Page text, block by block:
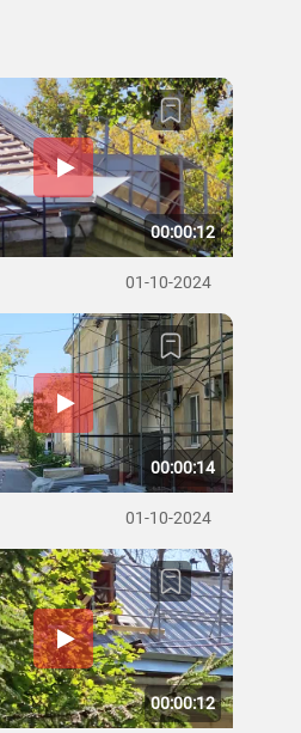
00:00:12
01-10-2024
00:00:14
01-10-2024
00:00:12